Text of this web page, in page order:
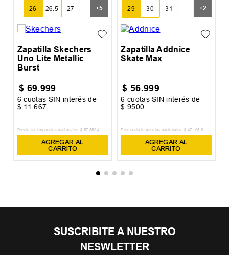
26 26.5 27 +5
Zapatilla Skechers
Uno Lite Metallic
Burst
$ 69.999
6 cuotas SIN interés de
$ 11 .667
Precio sin impuestos nacionales: $ 57 .850,41
AGREGAR AL
CARRITO
29 30 31
32 33
+2
Zapatilla Addnice
Skate Max
$ 56.999
6 cuotas SIN interés de
$ 9500
Precio sin impuestos nacionales: $ 47.106,61
AGREGAR AL
CARRITO
SUSCRIBITE A NUESTRO
NESWLETTER